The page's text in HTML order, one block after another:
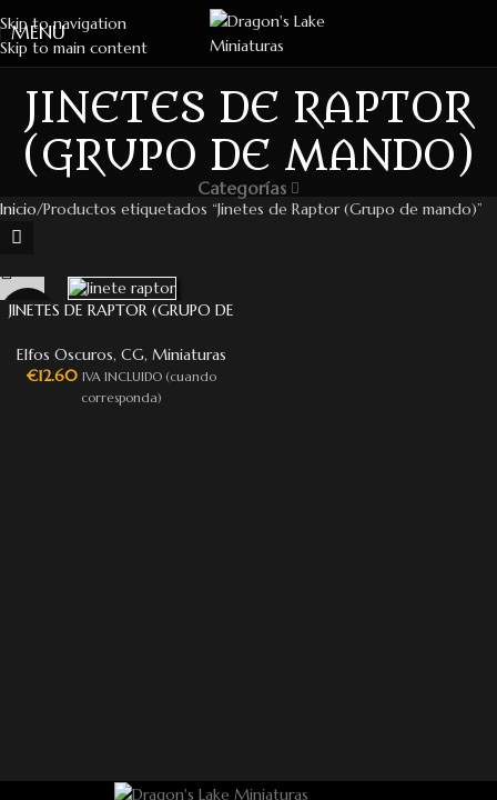
Skip to navigation
Skip to main content
MENU
JINETES DE RAPTOR
(GRUPO DE MANDO)
Categorías
Inicio Productos etiquetados “Jinetes de Raptor (Grupo de mando)”
JINETES DE RAPTOR (GRUPO DE
Elfos Oscuros, CG, Miniaturas
€12.60 IVA INCLUIDO (cuando
corresponda)